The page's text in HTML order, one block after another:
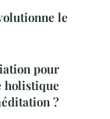
le
pour
holistique
?